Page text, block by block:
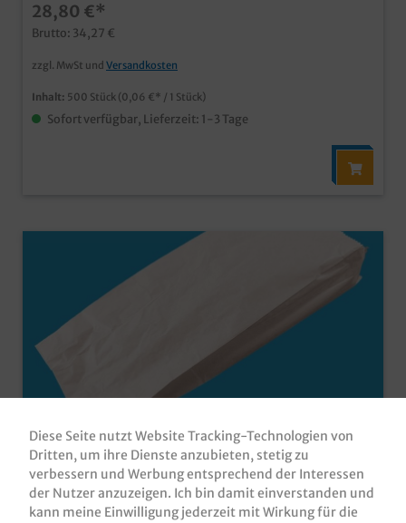
Verkauf des beliebten Imbissprodukts dicht und
isolierend, ideal für Hähnchen, Hendl, Broiler und
Haxenzusätzlich eingerollter und verklebter Boden
verhindert das Auslaufen bereits ab 10.000 Stück
individuell bedruckbar, fragen Sie unseren
Kundenservice einem Angebot
28,80 €*
Brutto: 34,27 €
zzgl. MwSt und Versandkosten
Inhalt: 500 Stück (0,06 €* / 1 Stück)
Sofort verfügbar, Lieferzeit: 1-3 Tage
Bäckerfaltenbeutel Recycling Mix weiß
unbedruckt 1000St. versch. Größen
Bäckerfaltenbeutel / Brötchentüten / Bäckerbeutel /
Snackbeutel, Recycling Mix weiß, 1000 Stück in
Diese Seite nutzt Website Tracking-Technologien von
Dritten, um ihre Dienste anzubieten, stetig zu
verbessern und Werbung entsprechend der Interessen
der Nutzer anzuzeigen. Ich bin damit einverstanden und
kann meine Einwilligung jederzeit mit Wirkung für die